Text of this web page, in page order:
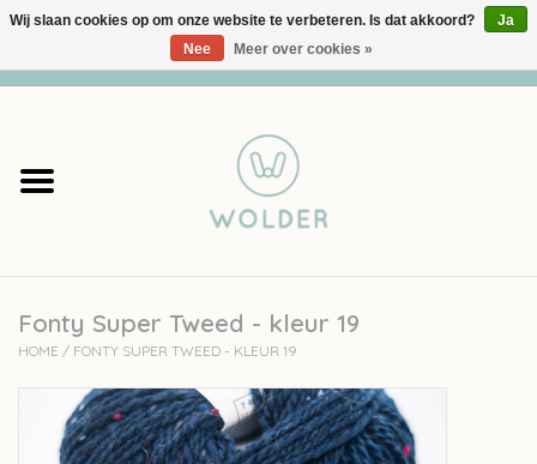
Garens
Accessoires
workshops
Cadeaubon
Fonty Super Tweed - kleur 19
HOME / FONTY SUPER TWEED - KLEUR 19
Wij slaan cookies op om onze website te verbeteren. Is dat akkoord?
Ja
Nee
Meer over cookies »